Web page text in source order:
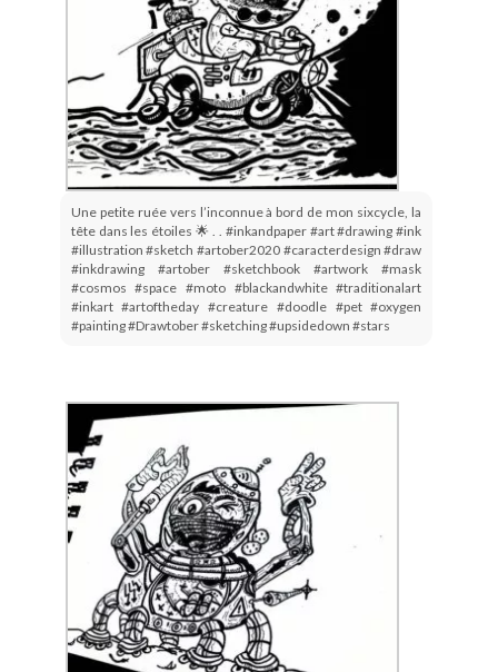
Une petite ruée vers l’inconnue à bord de mon sixcycle, la
tête dans les étoiles 🌟 . . #inkandpaper #art #drawing #ink
#illustration #sketch #artober2020 #caracterdesign #draw
#inkdrawing #artober #sketchbook #artwork #mask
#cosmos #space #moto #blackandwhite #traditionalart
#inkart #artoftheday #creature #doodle #pet #oxygen
#painting #Drawtober #sketching #upsidedown #stars